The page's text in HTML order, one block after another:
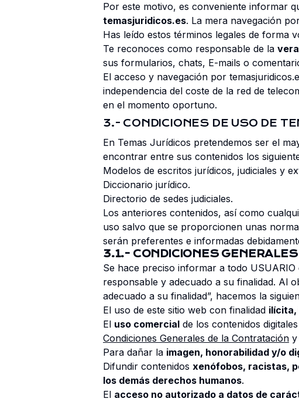
Por este motivo, es conveniente informar
temasjuridicos.es. La mera navegación
Has leído estos términos legales de forma
Te reconoces como responsable de la
sus formularios, chats, E-mails o
El acceso y navegación por
independencia del coste de la red de
en el momento oportuno.
3.- CONDICIONES DE USO DE
En Temas Jurídicos pretendemos ser el
encontrar entre sus contenidos los
Modelos de escritos jurídicos, judiciales y
Diccionario jurídico.
Directorio de sedes judiciales.
Los anteriores contenidos, así como
uso salvo que se proporcionen unas
serán preferentes e informadas
3.1.- CONDICIONES
Se hace preciso informar a todo
responsable y adecuado a su finalidad. Al
adecuado a su finalidad”, hacemos la
El uso de este sitio web con finalidad ilícita,
El uso comercial de los contenidos
Condiciones Generales de la Contratación y
Para dañar la imagen, honorabilidad y/o
Difundir contenidos xenófobos, racistas,
los demás derechos humanos.
El acceso no autorizado a datos de